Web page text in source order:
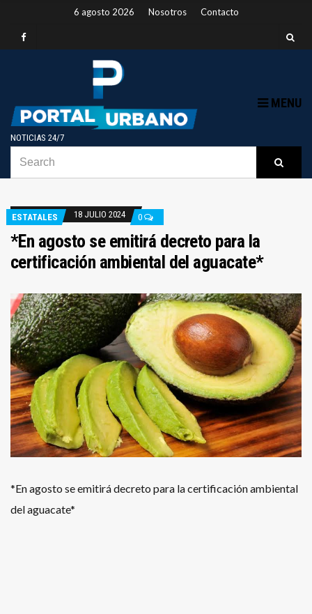
6 agosto 2026 Nosotros Contacto
NOTICIAS 24/7
MENU
ESTATALES 18 JULIO 2024 0
*En agosto se emitirá decreto para la
certificación ambiental del aguacate*
*En agosto se emitirá decreto para la certificación ambiental
del aguacate*